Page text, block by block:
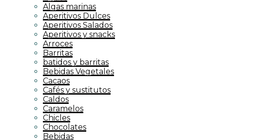
Algas marinas
Aperitivos Dulces
Aperitivos Salados
Aperitivos y snacks
Arroces
Barritas
batidos y barritas
Bebidas Vegetales
Cacaos
Cafés y sustitutos
Caldos
Caramelos
Chicles
Chocolates
Bebidas